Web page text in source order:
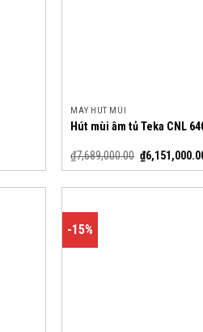
MÁY HÚT MÙI
Hút mùi âm tủ Teka CNL
₫7,689,000.00 ₫
-15%